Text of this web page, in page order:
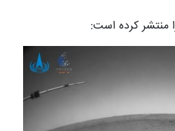
منتشر کرده است: